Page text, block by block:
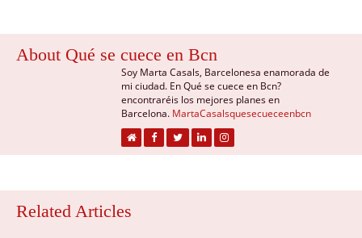
About Qué se cuece en Bcn
Soy Marta Casals, Barcelonesa enamorada de
mi ciudad. En Qué se cuece en Bcn?
encontraréis los mejores planes en
Barcelona. MartaCasalsquesecueceenbcn
Related Articles